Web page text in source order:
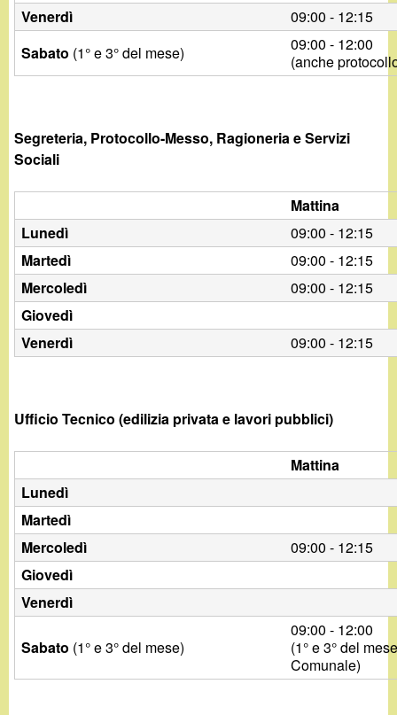
Venerdì
09:00 - 12:15
Sabato (1° e 3° del mese)
09:00 - 12:00
(anche
Segreteria, Protocollo-Messo, Ragioneria e Servizi
Sociali
Mattina
Lunedì
09:00 - 12:15
Martedì
09:00 - 12:15
Mercoledì
09:00 - 12:15
Giovedì
Venerdì
09:00 - 12:15
Ufficio Tecnico (edilizia privata e lavori pubblici)
Mattina
Lunedì
Martedì
Mercoledì
09:00 - 12:15
Giovedì
Venerdì
Sabato (1° e 3° del mese)
09:00 - 12:00
(1° e 3° del
Comunale)